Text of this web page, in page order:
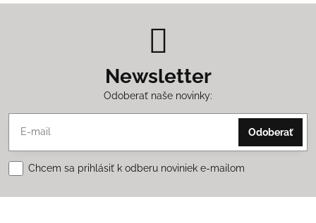
Newsletter
Odoberať naše novinky:
Odoberať
Chcem sa prihlásiť k odberu noviniek e-mailom